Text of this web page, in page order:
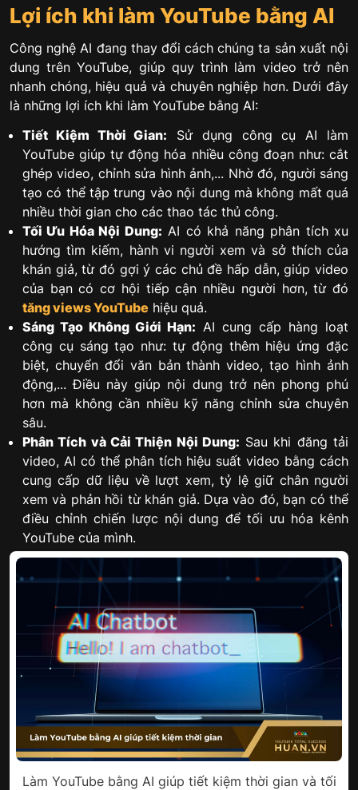
Lợi ích khi làm YouTube bằng AI
Công nghệ AI đang thay đổi cách chúng ta sản xuất nội
dung trên YouTube, giúp quy trình làm video trở nên
nhanh chóng, hiệu quả và chuyên nghiệp hơn. Dưới đây
là những lợi ích khi làm YouTube bằng AI:
Tiết Kiệm Thời Gian: Sử dụng công cụ AI làm
YouTube giúp tự động hóa nhiều công đoạn như: cắt
ghép video, chỉnh sửa hình ảnh,... Nhờ đó, người sáng
tạo có thể tập trung vào nội dung mà không mất quá
nhiều thời gian cho các thao tác thủ công.
Tối Ưu Hóa Nội Dung: AI có khả năng phân tích xu
hướng tìm kiếm, hành vi người xem và sở thích của
khán giả, từ đó gợi ý các chủ đề hấp dẫn, giúp video
của bạn có cơ hội tiếp cận nhiều người hơn, từ đó
tăng views YouTube hiệu quả.
Sáng Tạo Không Giới Hạn: AI cung cấp hàng loạt
công cụ sáng tạo như: tự động thêm hiệu ứng đặc
biệt, chuyển đổi văn bản thành video, tạo hình ảnh
động,... Điều này giúp nội dung trở nên phong phú
hơn mà không cần nhiều kỹ năng chỉnh sửa chuyên
sâu.
Phân Tích và Cải Thiện Nội Dung: Sau khi đăng tải
video, AI có thể phân tích hiệu suất video bằng cách
cung cấp dữ liệu về lượt xem, tỷ lệ giữ chân người
xem và phản hồi từ khán giả. Dựa vào đó, bạn có thể
điều chỉnh chiến lược nội dung để tối ưu hóa kênh
YouTube của mình.
Làm YouTube bằng AI giúp tiết kiệm thời gian và tối